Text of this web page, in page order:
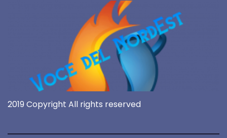
2019 Copyright All rights reserved